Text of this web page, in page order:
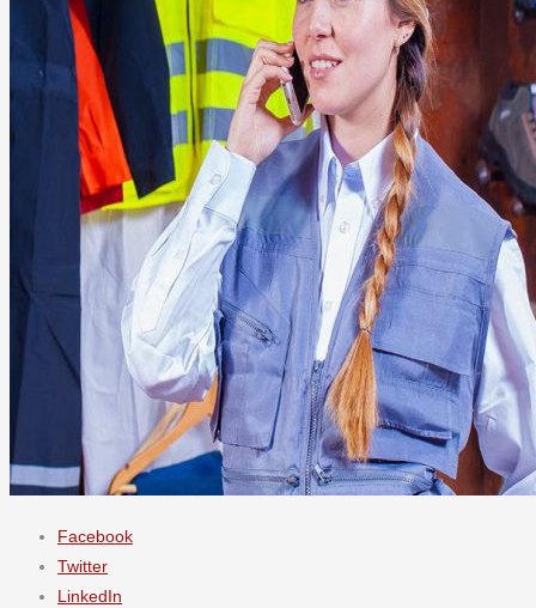
Facebook
Twitter
LinkedIn